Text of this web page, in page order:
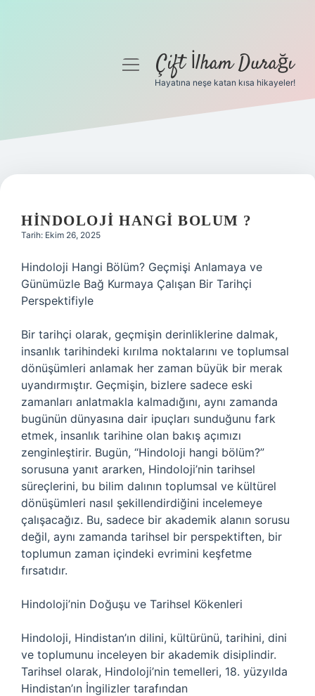
Gizlilik Politikası
Yasal Uyarı
menüyüÇift İlham Durağı
Hayatına neşe katan kısa hikayeler!
HINDOLOJI HANGI BOLUM ?
Tarih: Ekim 26, 2025
Hindoloji Hangi Bölüm? Geçmişi Anlamaya ve
Günümüzle Bağ Kurmaya Çalışan Bir Tarihçi
Perspektifiyle
Bir tarihçi olarak, geçmişin derinliklerine dalmak,
insanlık tarihindeki kırılma noktalarını ve toplumsal
dönüşümleri anlamak her zaman büyük bir merak
uyandırmıştır. Geçmişin, bizlere sadece eski
zamanları anlatmakla kalmadığını, aynı zamanda
bugünün dünyasına dair ipuçları sunduğunu fark
etmek, insanlık tarihine olan bakış açımızı
zenginleştirir. Bugün, “Hindoloji hangi bölüm?”
sorusuna yanıt ararken, Hindoloji’nin tarihsel
süreçlerini, bu bilim dalının toplumsal ve kültürel
dönüşümleri nasıl şekillendirdiğini incelemeye
çalışacağız. Bu, sadece bir akademik alanın sorusu
değil, aynı zamanda tarihsel bir perspektiften, bir
toplumun zaman içindeki evrimini keşfetme
fırsatıdır.
Hindoloji’nin Doğuşu ve Tarihsel Kökenleri
Hindoloji, Hindistan’ın dilini, kültürünü, tarihini, dini
ve toplumunu inceleyen bir akademik disiplindir.
Tarihsel olarak, Hindoloji’nin temelleri, 18. yüzyılda
Hindistan’ın İngilizler tarafından